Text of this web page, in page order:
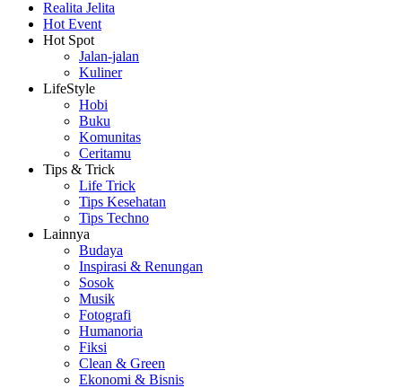
Realita Jelita
Hot Event
Hot Spot
Jalan-jalan
Kuliner
LifeStyle
Hobi
Buku
Komunitas
Ceritamu
Tips & Trick
Life Trick
Tips Kesehatan
Tips Techno
Lainnya
Budaya
Inspirasi & Renungan
Sosok
Musik
Fotografi
Humanoria
Fiksi
Clean & Green
Ekonomi & Bisnis